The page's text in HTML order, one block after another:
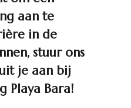
aan te
in de
stuur ons
je aan bij
Playa Bara!